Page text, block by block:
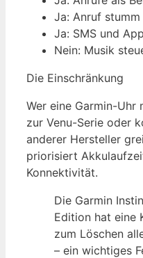
Ja: Anruf
Ja: SMS und
Nein: Musik
Die Einschränkung
Wer eine Garmin-Uhr
zur Venu-Serie oder
anderer Hersteller
priorisiert
Konnektivität.
Die Garmin
Edition hat eine
zum Löschen
– ein wichtiges